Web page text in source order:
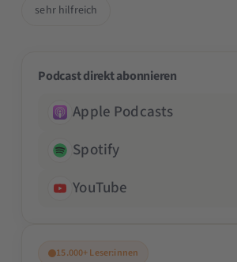
sehr hilfreich
Podcast direkt abonnieren
Apple Podcasts
Spotify
YouTube
15.000+ Leser:innen